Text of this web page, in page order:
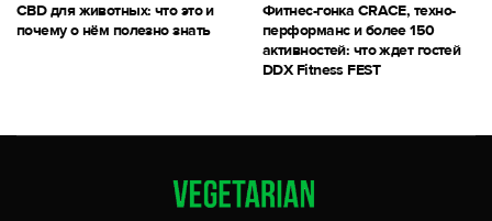
CBD для животных: что это и
почему о нём полезно знать
Фитнес-гонка CRACE, техно-
перформанс и более 150
активностей: что ждет гостей
DDX Fitness FEST